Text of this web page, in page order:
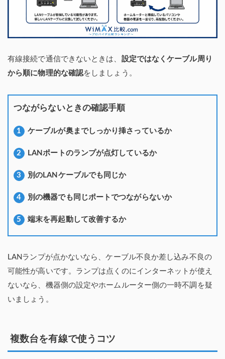
有線接続で通信できないときは、 設定ではなくケーブル周り
から順に物理的な確認をしましょう。
つながらないときの確認手順
ケーブルが奥までしっかり挿さっているか
LANポートのランプが点灯しているか
別のLANケーブルでも同じか
別の機器でも同じポートでつながらないか
端末を再起動して改善するか
LANランプが点かないなら、ケーブル不良か差し込み不良の
可能性が高いです。ランプは点くのにインターネットが使え
ないなら、機器側の設定やホームルーター側の一時不調を疑
いましょう。
複数台を有線で使うコツ